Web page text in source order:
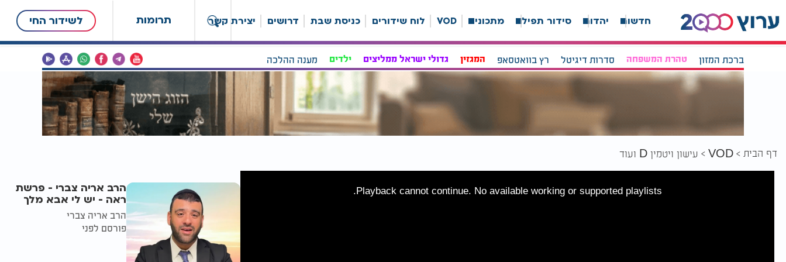
תרומות לשידור החי חדשות יהדות סידור תפילה מתכונים VOD לוח שידורים כניסת שבת דרושים יצירת קשר
ברכת המזון טהרת המשפחה סדרות דיגיטל רץ בוואטסאפ המגזין גדולי ישראל ממליצים ילדים מענה ההלכה
דף הבית VOD עישון ויטמין D ועוד
Playback cannot continue. No available working or supported playlists.
הרב אריה צברי - פרשת
ראה - יש לי אבא מלך
הרב אריה צברי
פורסם לפני